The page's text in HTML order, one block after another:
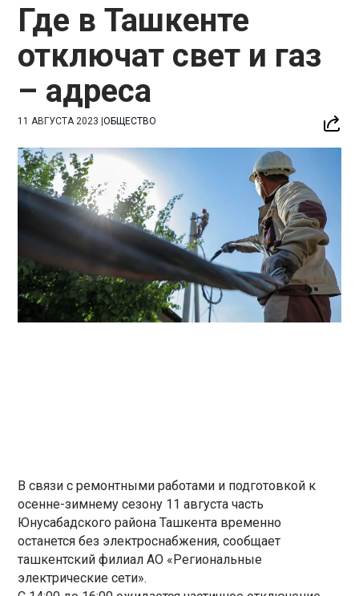
Где в Ташкенте
отключат свет и газ
– адреса
11 АВГУСТА 2023 |ОБЩЕСТВО
В связи с ремонтными работами и подготовкой к
осенне-зимнему сезону 11 августа часть
Юнусабадского района Ташкента временно
останется без электроснабжения, сообщает
ташкентский филиал АО «Региональные
электрические сети».